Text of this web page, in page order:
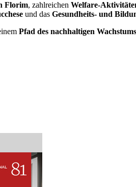
Florim, zahlreichen Welfare-
und das Gesundheits- und
Pfad des nachhaltigen Wachstums